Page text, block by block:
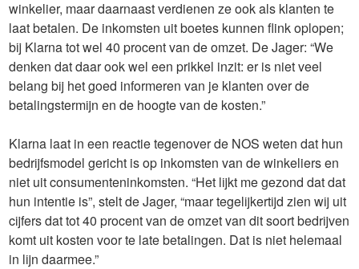
winkelier, maar daarnaast verdienen ze ook als klanten te
laat betalen. De inkomsten uit boetes kunnen flink oplopen;
bij Klarna tot wel 40 procent van de omzet. De Jager: “We
denken dat daar ook wel een prikkel inzit: er is niet veel
belang bij het goed informeren van je klanten over de
betalingstermijn en de hoogte van de kosten.”
Klarna laat in een reactie tegenover de NOS weten dat hun
bedrijfsmodel gericht is op inkomsten van de winkeliers en
niet uit consumenteninkomsten. “Het lijkt me gezond dat dat
hun intentie is”, stelt de Jager, “maar tegelijkertijd zien wij uit
cijfers dat tot 40 procent van de omzet van dit soort bedrijven
komt uit kosten voor te late betalingen. Dat is niet helemaal
in lijn daarmee.”